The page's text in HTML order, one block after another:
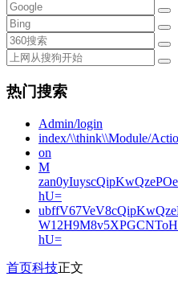
热门搜索
Admin/login
index/\\think\\Module/
on
M
hU=
hU=
首页科技正文